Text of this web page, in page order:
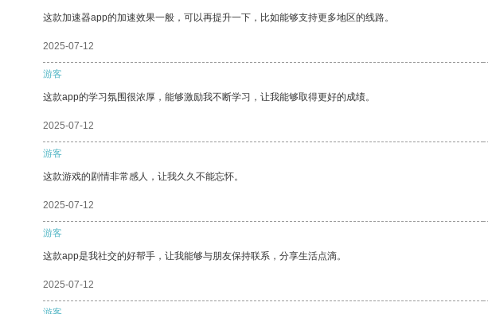
这款加速器app的加速效果一般，可以再提升一下，比如能够支持更多地区的线路。
2025-07-12
游客
这款app的学习氛围很浓厚，能够激励我不断学习，让我能够取得更好的成绩。
2025-07-12
游客
这款游戏的剧情非常感人，让我久久不能忘怀。
2025-07-12
游客
这款app是我社交的好帮手，让我能够与朋友保持联系，分享生活点滴。
2025-07-12